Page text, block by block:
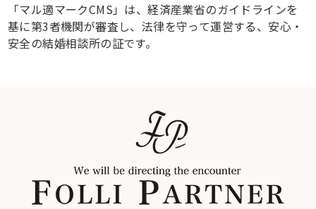
「マル適マークCMS」は、経済産業省のガイドラインを
基に第3者機関が審査し、法律を守って運営する、安心・
安全の結婚相談所の証です。